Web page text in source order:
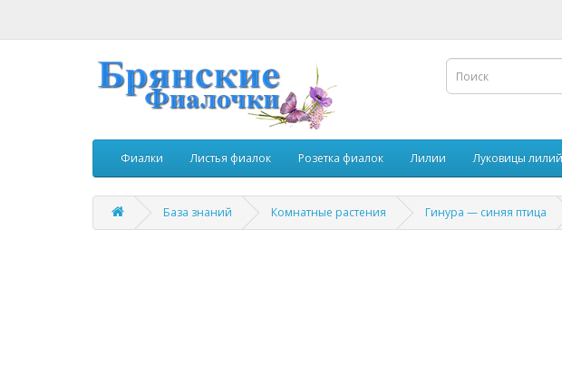
Фиалки Листья фиалок Розетка фиалок Лилии Луковицы лилий
База знаний Комнатные растения Гинура — синяя птица